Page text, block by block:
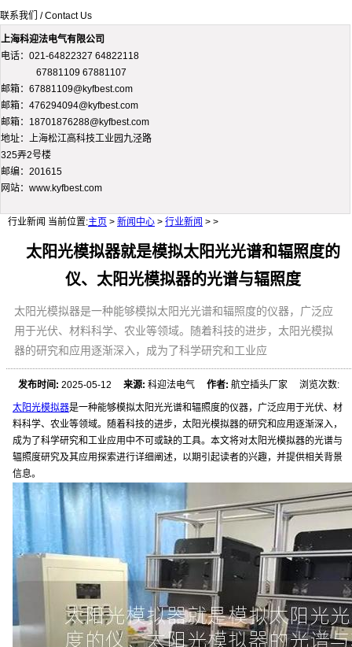
联系我们 / Contact Us
上海科迎法电气有限公司
电话：021-64822327 64822118
67881109 67881107
邮箱：67881109@kyfbest.com
邮箱：476294094@kyfbest.com
邮箱：18701876288@kyfbest.com
地址：上海松江高科技工业园九泾路
325弄2号楼
邮编：201615
网站：www.kyfbest.com
行业新闻 当前位置:主页 > 新闻中心 > 行业新闻 > >
太阳光模拟器就是模拟太阳光光谱和辐照度的
仪、太阳光模拟器的光谱与辐照度
太阳光模拟器是一种能够模拟太阳光光谱和辐照度的仪器，广泛应
用于光伏、材料科学、农业等领域。随着科技的进步，太阳光模拟
器的研究和应用逐渐深入，成为了科学研究和工业应
发布时间: 2025-05-12来源: 科迎法电气作者: 航空插头厂家 浏览次数:
太阳光模拟器是一种能够模拟太阳光光谱和辐照度的仪器，广泛应用于光伏、材
料科学、农业等领域。随着科技的进步，太阳光模拟器的研究和应用逐渐深入，
成为了科学研究和工业应用中不可或缺的工具。本文将对太阳光模拟器的光谱与
辐照度研究及其应用探索进行详细阐述，以期引起读者的兴趣，并提供相关背景
信息。